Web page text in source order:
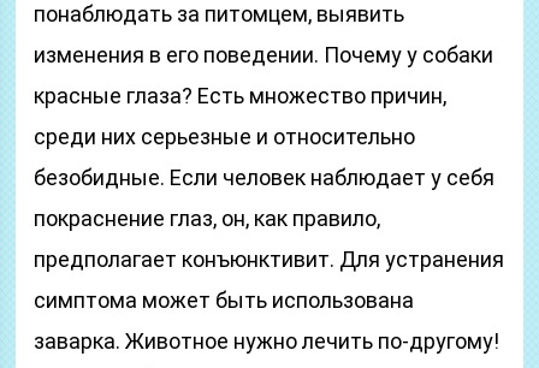
понаблюдать за питомцем, выявить
изменения в его поведении. Почему у собаки
красные глаза? Есть множество причин,
среди них серьезные и относительно
безобидные. Если человек наблюдает у себя
покраснение глаз, он, как правило,
предполагает конъюнктивит. Для устранения
симптома может быть использована
заварка. Животное нужно лечить по-другому!